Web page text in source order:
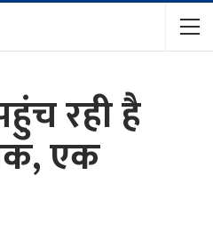
रही है
एक